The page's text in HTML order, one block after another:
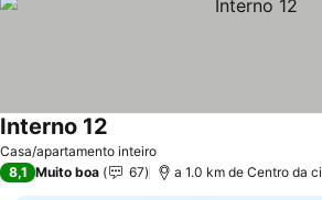
Casa/apartamento inteiro
Interno 12
8,1 Muito boa 67 a 1.0 km de Centro da